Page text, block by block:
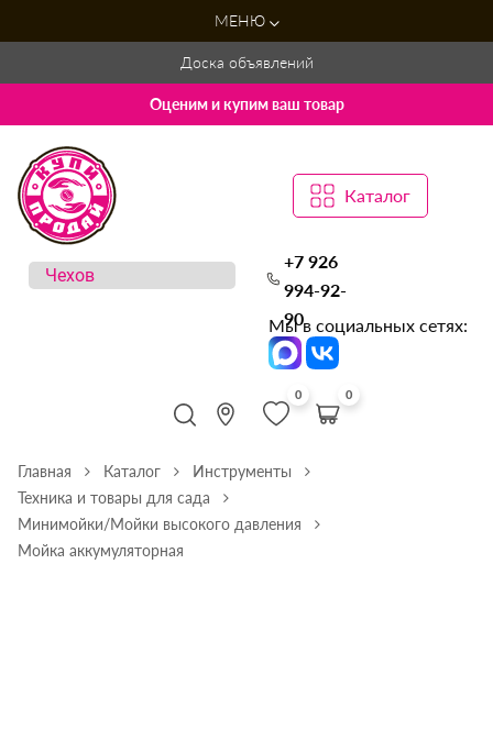
МЕНЮ
Доска объявлений
Оценим и купим ваш товар
Каталог
+7 926
994-92-
90
Мы в социальных сетях:
0 0
Главная Каталог
Инструменты
Техника и товары для сада
Минимойки/Мойки высокого давления
Мойка аккумуляторная